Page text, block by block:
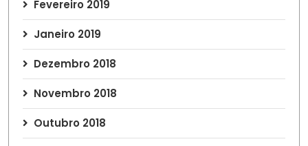
Fevereiro 2019
Janeiro 2019
Dezembro 2018
Novembro 2018
Outubro 2018